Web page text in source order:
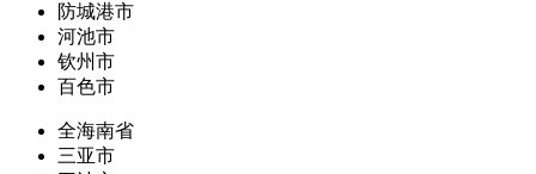
防城港市
河池市
钦州市
百色市
全海南省
三亚市